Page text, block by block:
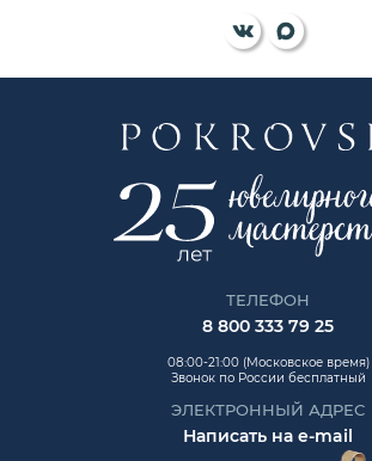
ТЕЛЕФОН
8 800 333 79 25
08:00-21:00 (Московское время)
Звонок по России бесплатный
ЭЛЕКТРОННЫЙ АДРЕС
Написать на e-mail